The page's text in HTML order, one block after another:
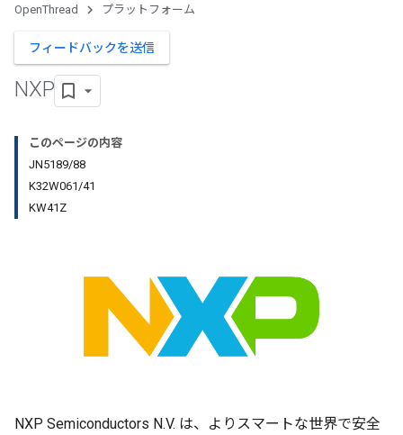
OpenThread プラットフォーム
フィードバックを送信
NXP
このページの内容
JN5189/88
K32W061/41
KW41Z
NXP Semiconductors N.V. は、よりスマートな世界で安全